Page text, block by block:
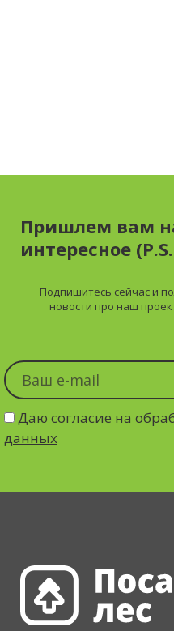
Пришлем вам
интересное
Подпишитесь сейчас и
новости про наш
Даю согласие на
данных